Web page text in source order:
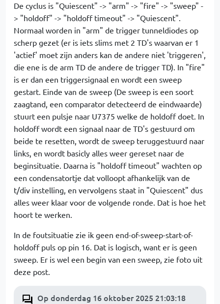
De cyclus is "Quiescent" -> "arm" -> "fire" -> "sweep" -
> "holdoff" -> "holdoff timeout" -> "Quiescent".
Normaal worden in "arm" de trigger tunneldiodes op
scherp gezet (er is iets slims met 2 TD's waarvan er 1
'actief' moet zijn anders kan de andere niet 'triggeren',
die ene is de arm TD de andere de trigger TD). In "fire"
is er dan een triggersignaal en wordt een sweep
gestart. Einde van de sweep (De sweep is een soort
zaagtand, een comparator detecteerd de eindwaarde)
stuurt een pulsje naar U7375 welke de holdoff doet. In
holdoff wordt een signaal naar de TD's gestuurd om
beide te resetten, wordt de sweep teruggestuurd naar
links, en wordt basicly alles weer gereset naar de
beginsituatie. Daarna is "holdoff timeout" wachten op
een condensatortje dat volloopt afhankelijk van de
t/div instelling, en vervolgens staat in "Quiescent" dus
alles weer klaar voor de volgende ronde. Dat is hoe het
hoort te werken.
In de foutsituatie zie ik geen end-of-sweep-start-of-
holdoff puls op pin 16. Dat is logisch, want er is geen
sweep. Er is wel een begin van een sweep, zie foto uit
deze post.
Op donderdag 16 oktober 2025 21:03:18